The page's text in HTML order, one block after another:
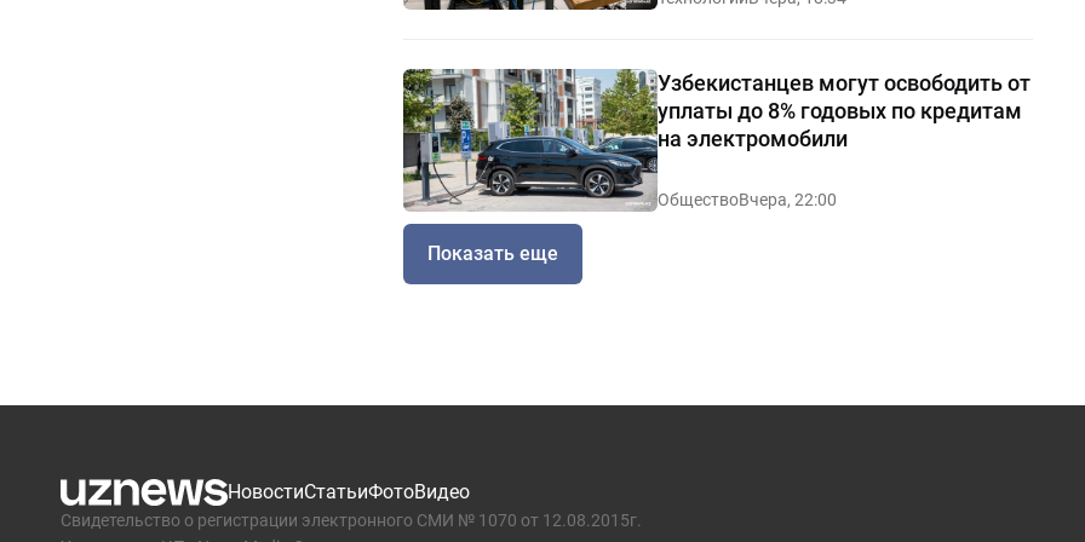
Узбекистанцев могут освободить от
уплаты до 8% годовых по кредитам
на электромобили
ОбществоВчера, 22:00
Показать еще
НовостиСтатьиФотоВидео
Свидетельство о регистрации электронного СМИ № 1070 от 12.08.2015г.